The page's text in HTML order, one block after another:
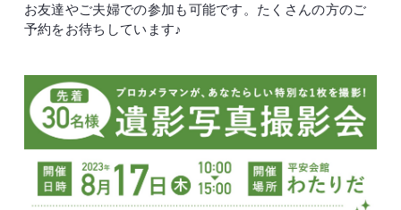
お友達やご夫婦での参加も可能です。たくさんの方のご
予約をお待ちしています♪